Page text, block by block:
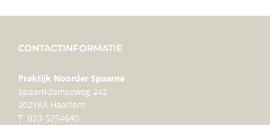
CONTACTINFORMATIE
Praktijk Noorder Spaarne
Spaarndamseweg 242
2021KA Haarlem
T: 023-5254640